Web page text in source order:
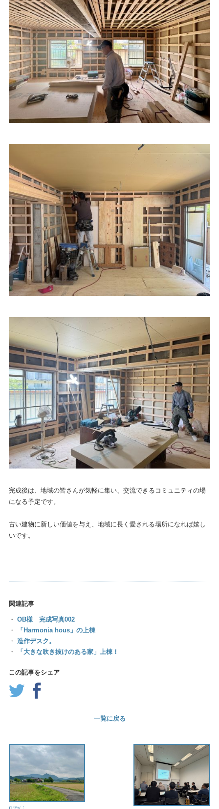
完成後は、地域の皆さんが気軽に集い、交流できるコミュニティの場
になる予定です。
古い建物に新しい価値を与え、地域に長く愛される場所になれば嬉し
いです。
関連記事
・ OB様 完成写真002
・
「Harmonia hous」の上棟
・ 造作デスク。
・
「大きな吹き抜けのある家」上棟！
この記事をシェア
一覧に戻る
prev：